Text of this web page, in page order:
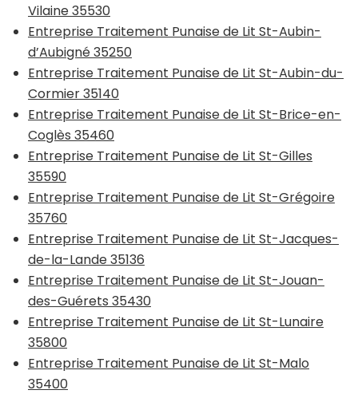
Vilaine 35530
Entreprise Traitement Punaise de Lit St-Aubin-
d’Aubigné 35250
Entreprise Traitement Punaise de Lit St-Aubin-du-
Cormier 35140
Entreprise Traitement Punaise de Lit St-Brice-en-
Coglès 35460
Entreprise Traitement Punaise de Lit St-Gilles
35590
Entreprise Traitement Punaise de Lit St-Grégoire
35760
Entreprise Traitement Punaise de Lit St-Jacques-
de-la-Lande 35136
Entreprise Traitement Punaise de Lit St-Jouan-
des-Guérets 35430
Entreprise Traitement Punaise de Lit St-Lunaire
35800
Entreprise Traitement Punaise de Lit St-Malo
35400